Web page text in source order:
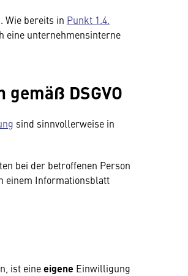
Wie bereits in Punkt 1.4.
eine unternehmensinterne
DSGVO
sind sinnvollerweise in
bei der betroffenen Person
einem Informationsblatt
ist eineeigene Einwilligung